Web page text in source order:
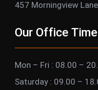
457 Morningview
Our Office Time
Mon – Fri : 08.00 –
Saturday : 09.00 –